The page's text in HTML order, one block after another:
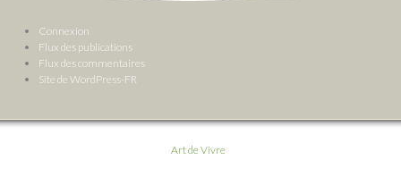
Connexion
Flux des publications
Flux des commentaires
Site de WordPress-FR
Art de Vivre